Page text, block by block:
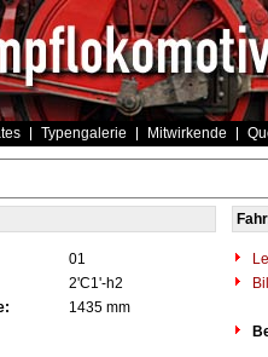
Typengalerie Mitwirkende
01
2'C1'-h2
1435 mm